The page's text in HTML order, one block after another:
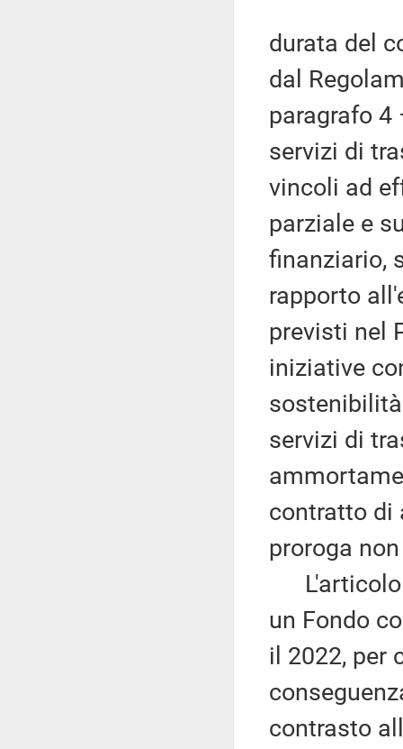
durata del
dal
paragrafo 4
servizi di
vincoli ad
parziale e
finanziario,
rapporto
previsti nel
iniziative
servizi di
contratto di
proroga
L'articolo
un Fondo
il 2022, per
contrasto